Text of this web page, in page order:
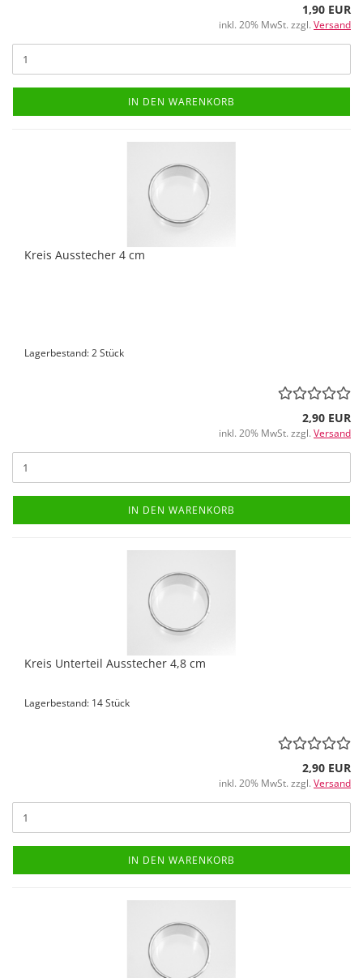
1,90 EUR
inkl. 20% MwSt. zzgl. Versand
IN DEN WARENKORB
Kreis Ausstecher 4 cm
Lagerbestand: 2 Stück
2,90 EUR
inkl. 20% MwSt. zzgl. Versand
IN DEN WARENKORB
Kreis Unterteil Ausstecher 4,8 cm
Lagerbestand: 14 Stück
2,90 EUR
inkl. 20% MwSt. zzgl. Versand
IN DEN WARENKORB